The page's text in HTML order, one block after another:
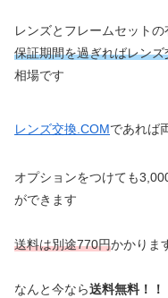
レンズとフレームセット
保証期間を過ぎればレン
相場です
レンズ交換.COMであれば
オプションをつけても
ができます
送料は別途770円かかりま
なんと今なら送料無料！！